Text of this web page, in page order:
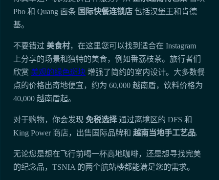
Pho 和 Quang 面条 国际快餐连锁店 包括汉堡王和肯德
基。
不要错过 美食村，在这里您可以找到适合在 Instagram
上分享的场景和独特的美食，例如番荔枝茶。旅行者们
欣赏 美观的绿色斑块 增强了简约的室内设计。大多数餐
点的价格出奇地便宜，约为 60,000 越南盾，饮料价格为
40,000 越南盾起。
对于购物，你会发现免税选择通过离境区的 DFS 和
King Power 商店，出售国际品牌和越南当地手工艺品.
无论您是想在飞行前喝一杯高地咖啡，还是想寻找完美
的纪念品，TSNIA 的两个航站楼都能满足您的需求。